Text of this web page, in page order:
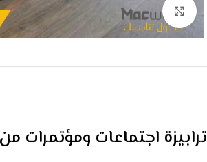
Click to enlarge
ترابيزة اجتماعات ومؤتمرات